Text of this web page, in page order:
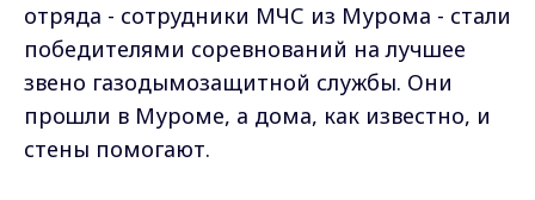
отряда - сотрудники МЧС из Мурома - стали
победителями соревнований на лучшее
звено газодымозащитной службы. Они
прошли в Муроме, а дома, как известно, и
стены помогают.